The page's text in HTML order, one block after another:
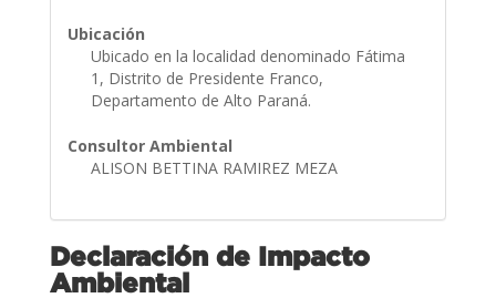
Ubicación
Ubicado en la localidad denominado Fátima
1, Distrito de Presidente Franco,
Departamento de Alto Paraná.
Consultor Ambiental
ALISON BETTINA RAMIREZ MEZA
Declaración de Impacto
Ambiental